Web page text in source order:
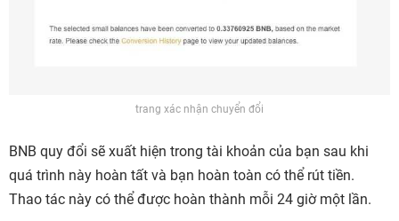
trang xác nhận chuyển đổi
BNB quy đổi sẽ xuất hiện trong tài khoản của bạn sau khi
quá trình này hoàn tất và bạn hoàn toàn có thể rút tiền.
Thao tác này có thể được hoàn thành mỗi 24 giờ một lần.